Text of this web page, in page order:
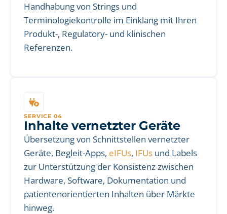
Handhabung von Strings und
Terminologiekontrolle im Einklang mit Ihren
Produkt-, Regulatory- und klinischen
Referenzen.
SERVICE 04
Inhalte vernetzter Geräte
Übersetzung von Schnittstellen vernetzter
Geräte, Begleit-Apps, eIFUs, IFUs und Labels
zur Unterstützung der Konsistenz zwischen
Hardware, Software, Dokumentation und
patientenorientierten Inhalten über Märkte
hinweg.